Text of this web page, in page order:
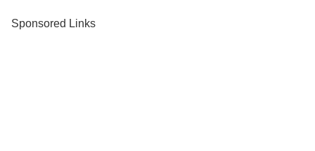
Sponsored Links